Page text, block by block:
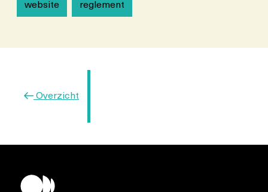
website
reglement
VorigOverzicht